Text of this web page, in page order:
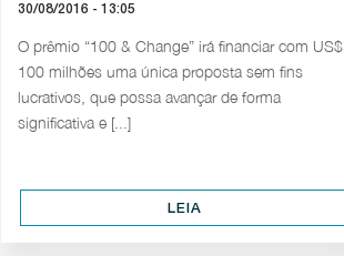
30/08/2016 - 13:05
O prêmio “100 & Change” irá financiar com US$
100 milhões uma única proposta sem fins
lucrativos, que possa avançar de forma
significativa e [...]
LEIA